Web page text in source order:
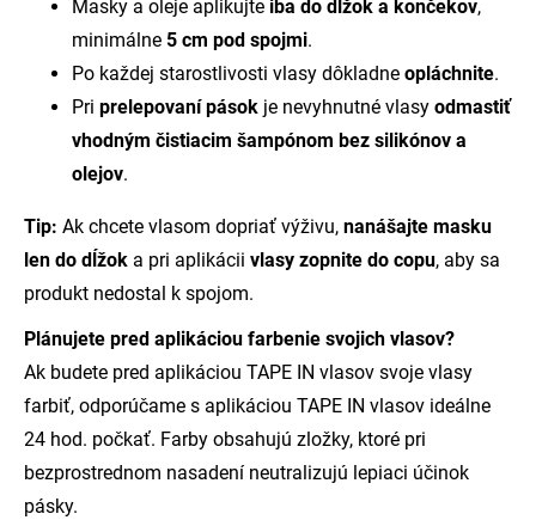
Masky a oleje aplikujte iba do dĺžok a končekov,
minimálne 5 cm pod spojmi.
Po každej starostlivosti vlasy dôkladne opláchnite.
Pri prelepovaní pások je nevyhnutné vlasy odmastiť
vhodným čistiacim šampónom bez silikónov a
olejov.
Tip: Ak chcete vlasom dopriať výživu, nanášajte masku
len do dĺžok a pri aplikácii vlasy zopnite do copu, aby sa
produkt nedostal k spojom.
Plánujete pred aplikáciou farbenie svojich vlasov?
Ak budete pred aplikáciou TAPE IN vlasov svoje vlasy
farbiť, odporúčame s aplikáciou TAPE IN vlasov ideálne
24 hod. počkať. Farby obsahujú zložky, ktoré pri
bezprostrednom nasadení neutralizujú lepiaci účinok
pásky.